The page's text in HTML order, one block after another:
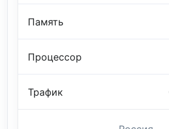
Память
Процессор
Трафик